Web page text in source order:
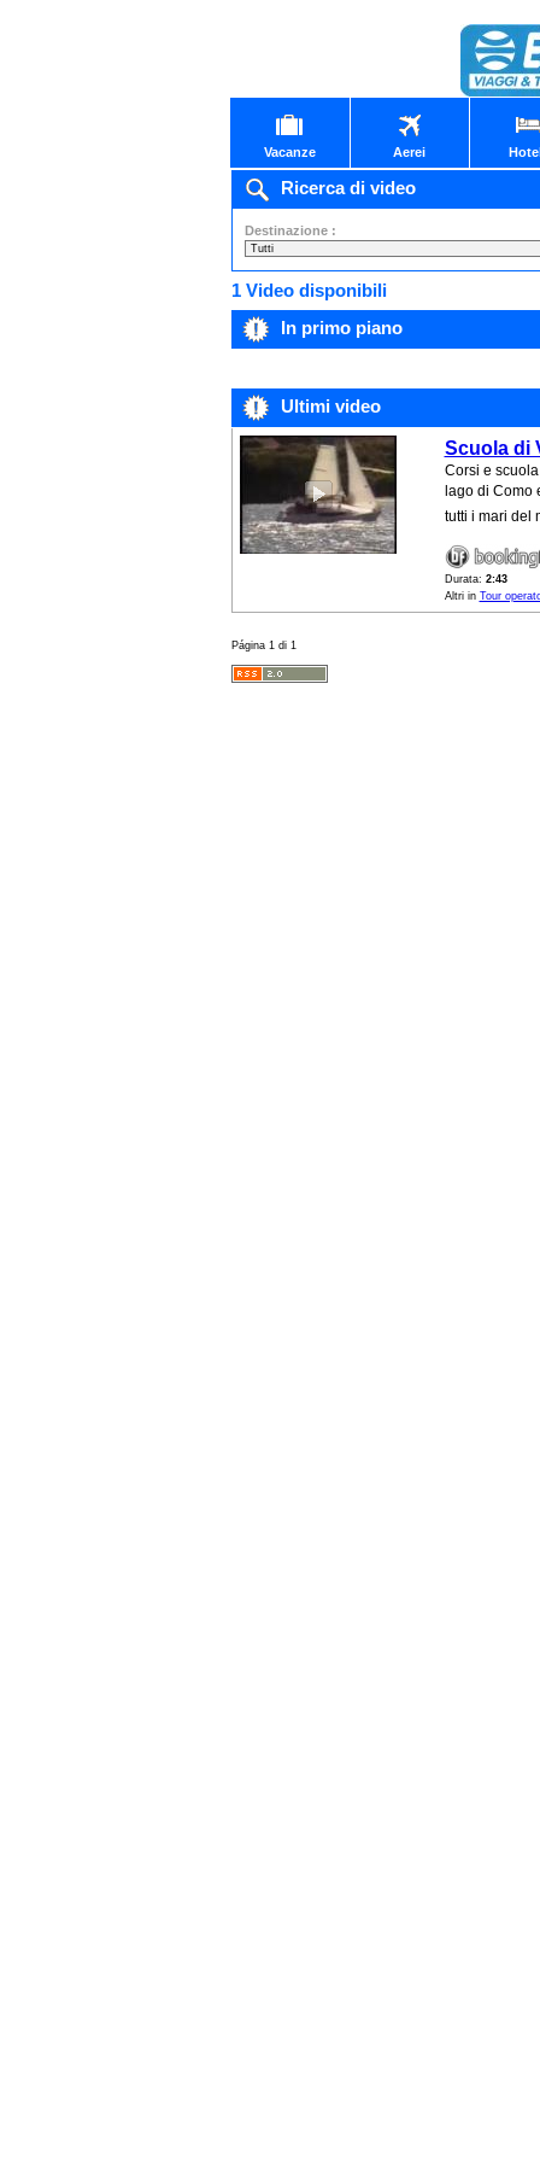
Vacanze Aerei
Ricerca di video
Destinazione :
1 Video disponibili
In primo piano
Ultimi video
Scuola di
Corsi e
lago di Como
tutti i mari del
Durata: 2:43
Altri in Tour
Página 1 di 1